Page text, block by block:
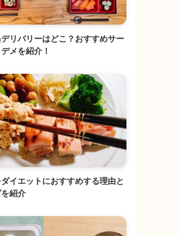
デリバリーはどこ？おすすめサー
メを紹介！
イエットにおすすめする理由と
紹介